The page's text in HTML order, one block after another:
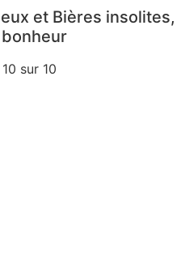
et Bières insolites,
sur 10